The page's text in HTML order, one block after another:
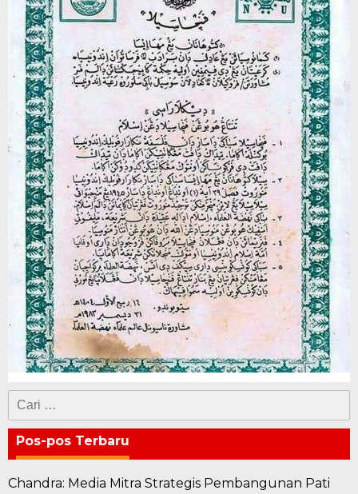
Cari
untuk:
Pos-pos Terbaru
Chandra: Media Mitra Strategis Pembangunan Pati